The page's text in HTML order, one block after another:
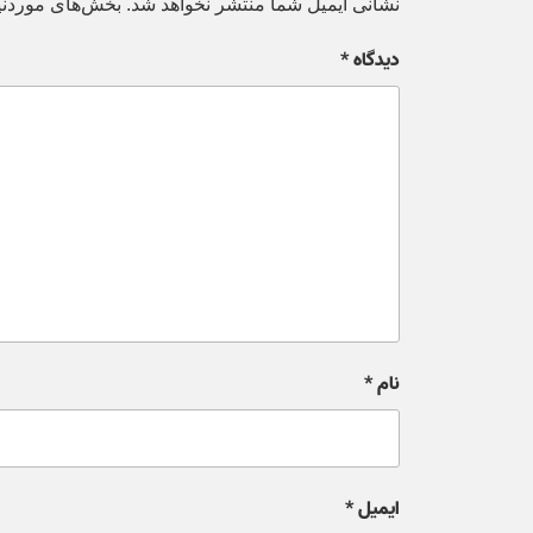
نشانی ایمیل شما منتشر نخواهد شد. بخش‌های
دیدگاه*
نام*
ایمیل*